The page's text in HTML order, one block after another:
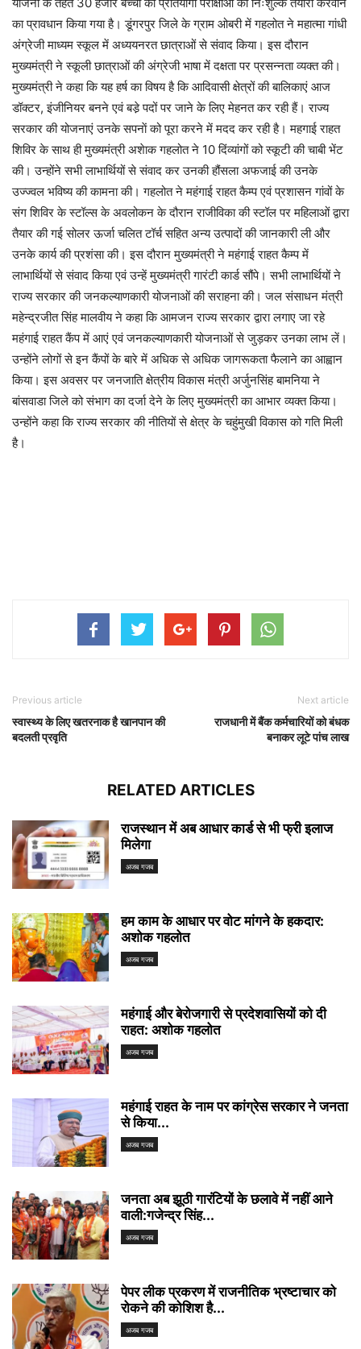
का प्रावधान किया गया है। डूंगरपुर जिले के ग्राम ओबरी में गहलोत ने महात्मा गांधी
अंग्रेजी माध्यम स्कूल में अध्ययनरत छात्राओं से संवाद किया। इस दौरान
मुख्यमंत्री ने स्कूली छात्राओं की अंग्रेजी भाषा में दक्षता पर प्रसन्नता व्यक्त की।
मुख्यमंत्री ने कहा कि यह हर्ष का विषय है कि आदिवासी क्षेत्रों की बालिकाएं आज
डॉक्टर, इंजीनियर बनने एवं बडे़ पदों पर जाने के लिए मेहनत कर रही हैं। राज्य
सरकार की योजनाएं उनके सपनाें को पूरा करने में मदद कर रही है। महगाई राहत
शिविर के साथ ही मुख्यमंत्री अशेाक गहलोत ने 10 दिंव्यांगों को स्कूटी की चाबी भेंट
की। उन्होंने सभी लाभार्थियों से संवाद कर उनकी हौंसला अफजाई की उनके
उज्ज्वल भविष्य की कामना की। गहलोत ने महंगाई राहत कैम्प एवं प्रशासन गांवों के
संग शिविर के स्टॉल्स के अवलोकन के दौरान राजीविका की स्टॉल पर महिलाओं द्वारा
तैयार की गई सोलर ऊर्जा चलित टॉर्च सहित अन्य उत्पादों की जानकारी ली और
उनके कार्य की प्रशंसा की। इस दौरान मुख्यमंत्री ने महंगाई राहत कैम्प में
लाभार्थियों से संवाद किया एवं उन्हें मुख्यमंत्री गारंटी कार्ड सौंपे। सभी लाभार्थियों ने
राज्य सरकार की जनकल्याणकारी योजनाओं की सराहना की। जल संसाधन मंत्री
महेन्द्रजीत सिंह मालवीय ने कहा कि आमजन राज्य सरकार द्वारा लगाए जा रहे
महंगाई राहत कैंप में आएं एवं जनकल्याणकारी योजनाओं से जुड़कर उनका लाभ लें।
उन्होंने लोगों से इन कैंपों के बारे में अधिक से अधिक जागरूकता फैलाने का आह्वान
किया। इस अवसर पर जनजाति क्षेत्रीय विकास मंत्री अर्जुनसिंह बामनिया ने
बांसवाडा जिले को संभाग का दर्जा देने के लिए मुख्यमंत्री का आभार व्यक्त किया।
उन्होंने कहा कि राज्य सरकार की नीतियों से क्षेत्र के चहुंमुखी विकास को गति मिली
है।
Previous article
स्वास्थ्य के लिए खतरनाक है खानपान की
बदलती प्रवृति
Next article
राजधानी में बैंक कर्मचारियों को बंधक
बनाकर लूटे पांच लाख
RELATED ARTICLES
राजस्थान में अब आधार कार्ड से भी फ्री इलाज
मिलेगा
अजब गजब
हम काम के आधार पर वोट मांगने के हकदार:
अशोक गहलोत
अजब गजब
महंगाई और बेरोजगारी से प्रदेशवासियों को दी
राहत: अशोक गहलोत
अजब गजब
महंगाई राहत के नाम पर कांग्रेस सरकार ने जनता
से किया...
अजब गजब
जनता अब झूठी गारंटियों के छलावे में नहीं आने
वाली:गजेन्द्र सिंह...
अजब गजब
पेपर लीक प्रकरण में राजनीतिक भ्रष्टाचार को
रोकने की कोशिश है...
अजब गजब